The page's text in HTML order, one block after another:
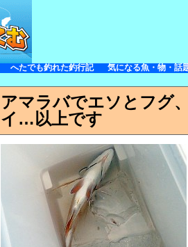
へたでも釣れた釣行記 気になる魚・物・話
アマラバでエソとフグ
イ…以上です